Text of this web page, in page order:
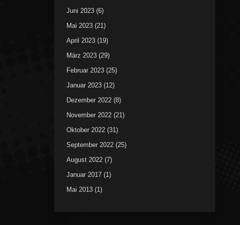
Juni 2023 (6)
Mai 2023 (21)
April 2023 (19)
März 2023 (29)
Februar 2023 (25)
Januar 2023 (12)
Dezember 2022 (8)
November 2022 (21)
Oktober 2022 (31)
September 2022 (25)
August 2022 (7)
Januar 2017 (1)
Mai 2013 (1)